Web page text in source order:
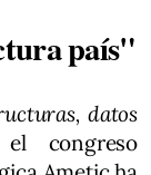
país"
datos
congreso